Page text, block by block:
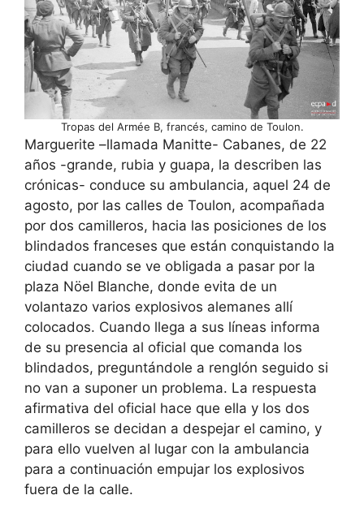
Tropas del Armée B, francés, camino de Toulon.
Marguerite –llamada Manitte- Cabanes, de 22
años -grande, rubia y guapa, la describen las
crónicas- conduce su ambulancia, aquel 24 de
agosto, por las calles de Toulon, acompañada
por dos camilleros, hacia las posiciones de los
blindados franceses que están conquistando la
ciudad cuando se ve obligada a pasar por la
plaza Nöel Blanche, donde evita de un
volantazo varios explosivos alemanes allí
colocados. Cuando llega a sus líneas informa
de su presencia al oficial que comanda los
blindados, preguntándole a renglón seguido si
no van a suponer un problema. La respuesta
afirmativa del oficial hace que ella y los dos
camilleros se decidan a despejar el camino, y
para ello vuelven al lugar con la ambulancia
para a continuación empujar los explosivos
fuera de la calle.